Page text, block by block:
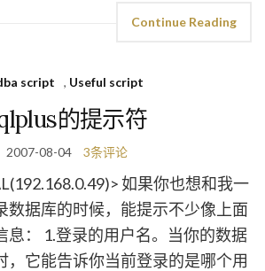
Continue Reading
script , Useful script
的提示符
2007-08-04 3条评论
如果你也想和我一
数据库的时候，能提示不少像上面
息： 1.登录的用户名。当你的数据
，它能告诉你当前登录的是哪个用